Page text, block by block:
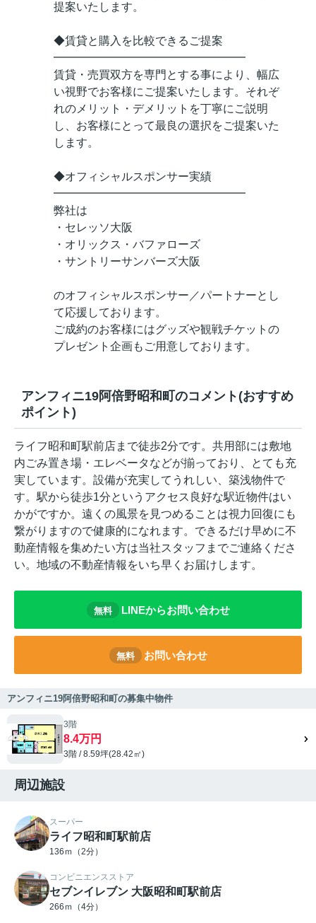
提案いたします。
◆賃貸と購入を比較できるご提案
━━━━━━━━━━━━━━━━━
賃貸・売買双方を専門とする事により、幅広
い視野でお客様にご提案いたします。それぞ
れのメリット・デメリットを丁寧にご説明
し、お客様にとって最良の選択をご提案いた
します。
◆オフィシャルスポンサー実績
━━━━━━━━━━━━━━━━━
弊社は
・セレッソ大阪
・オリックス・バファローズ
・サントリーサンバーズ大阪
のオフィシャルスポンサー／パートナーとし
て応援しております。
ご成約のお客様にはグッズや観戦チケットの
プレゼント企画もご用意しております。
アンフィニ19阿倍野昭和町のコメント(おすすめ
ポイント)
ライフ昭和町駅前店まで徒歩2分です。共用部には敷地
内ごみ置き場・エレベータなどが揃っており、とても充
実しています。設備が充実してうれしい、築浅物件で
す。駅から徒歩1分というアクセス良好な駅近物件はい
かがですか。遠くの風景を見つめることは視力回復にも
繋がりますので健康的になれます。できるだけ早めに不
動産情報を集めたい方は当社スタッフまでご連絡くださ
い。地域の不動産情報をいち早くお届けします。
無料 LINEからお問い合わせ
無料 お問い合わせ
アンフィニ19阿倍野昭和町の募集中物件
3階
8.4万円
3階 / 8.59坪(28.42㎡)
周辺施設
スーパー
ライフ昭和町駅前店
136ｍ（2分）
コンビニエンスストア
セブンイレブン 大阪昭和町駅前店
266ｍ（4分）